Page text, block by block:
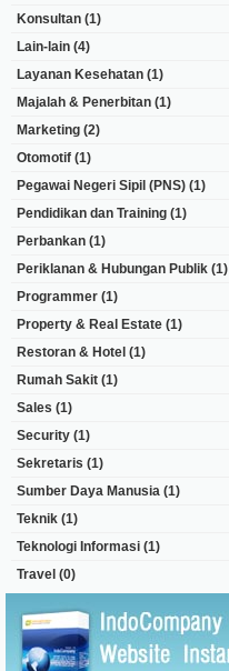
Konsultan (1)
Lain-lain (4)
Layanan Kesehatan (1)
Majalah & Penerbitan (1)
Marketing (2)
Otomotif (1)
Pegawai Negeri Sipil (PNS) (1)
Pendidikan dan Training (1)
Perbankan (1)
Periklanan & Hubungan Publik (1)
Programmer (1)
Property & Real Estate (1)
Restoran & Hotel (1)
Rumah Sakit (1)
Sales (1)
Security (1)
Sekretaris (1)
Sumber Daya Manusia (1)
Teknik (1)
Teknologi Informasi (1)
Travel (0)